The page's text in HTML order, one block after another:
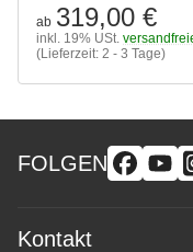
ab 319,00 €
inkl. 19% USt.
(Lieferzeit: 2 - 3 Tage)
FOLGEN
Kontakt